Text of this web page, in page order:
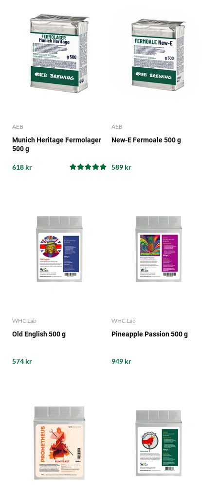
AEB
Munich Heritage Fermolager
500 g
618 kr
AEB
New-E Fermoale 500 g
589 kr
WHC Lab
Old English 500 g
574 kr
WHC Lab
Pineapple Passion 500 g
949 kr